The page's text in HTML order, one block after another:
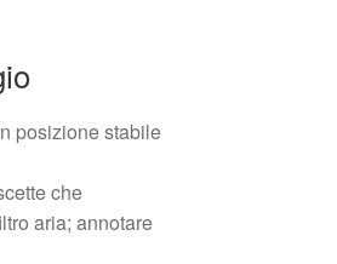
posizione stabile
che
aria; annotare